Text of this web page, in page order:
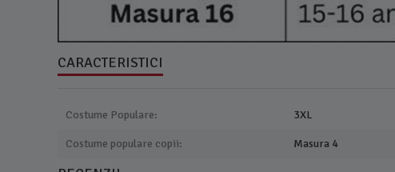
CARACTERISTICI
Costume Populare: 3XL
Costume populare copii: Masura 4